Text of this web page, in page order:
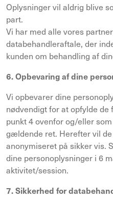
Oplysninger vil aldrig blive
part.
Vi har med alle vores
databehandleraftale, der
kunden om behandling af
6. Opbevaring af dine
Vi opbevarer dine
nødvendigt for at opfylde
punkt 4 ovenfor og/eller
gældende ret. Herefter vil
anonymiseret på sikker vis.
dine personoplysninger i 6
aktivitet/session.
7. Sikkerhed for